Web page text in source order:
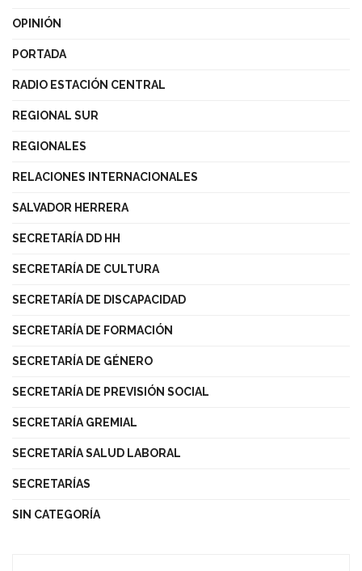
OPINIÓN
PORTADA
RADIO ESTACIÓN CENTRAL
REGIONAL SUR
REGIONALES
RELACIONES INTERNACIONALES
SALVADOR HERRERA
SECRETARÍA DD HH
SECRETARÍA DE CULTURA
SECRETARÍA DE DISCAPACIDAD
SECRETARÍA DE FORMACIÓN
SECRETARÍA DE GÉNERO
SECRETARÍA DE PREVISIÓN SOCIAL
SECRETARÍA GREMIAL
SECRETARÍA SALUD LABORAL
SECRETARÍAS
SIN CATEGORÍA